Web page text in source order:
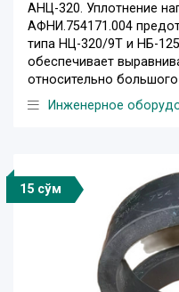
АНЦ-320. Уплотнение
АФНИ.754171.004
типа НЦ-320/9Т и НБ-
обеспечивает
относительно
Инженерное
15 сўм